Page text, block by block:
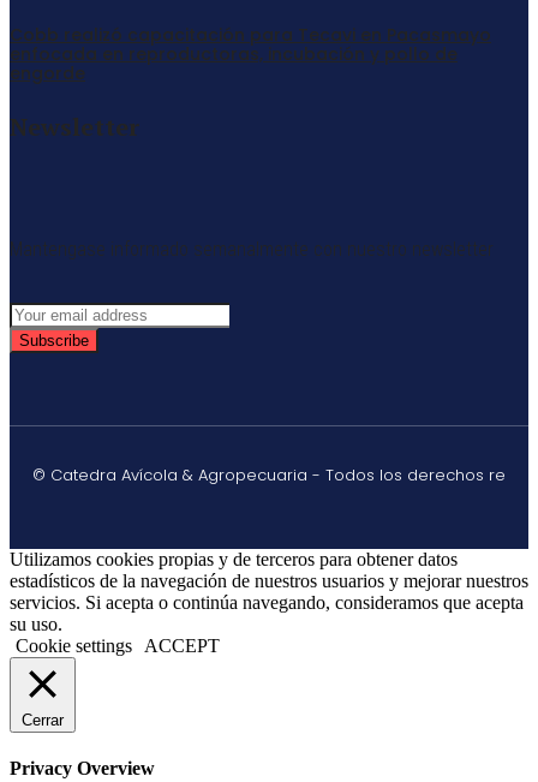
Cobb realizó capacitación para Tecavi en Pacasmayo
enfocada en reproductoras, incubación y pollo de
engorde
Newsletter
Mantengase informado semanalmente con nuestro newsletter
Subscribe
© Catedra Avícola & Agropecuaria - Todos los derechos re
Utilizamos cookies propias y de terceros para obtener datos
estadísticos de la navegación de nuestros usuarios y mejorar nuestros
servicios. Si acepta o continúa navegando, consideramos que acepta
su uso.
Cookie settings
ACCEPT
Cerrar
Privacy Overview